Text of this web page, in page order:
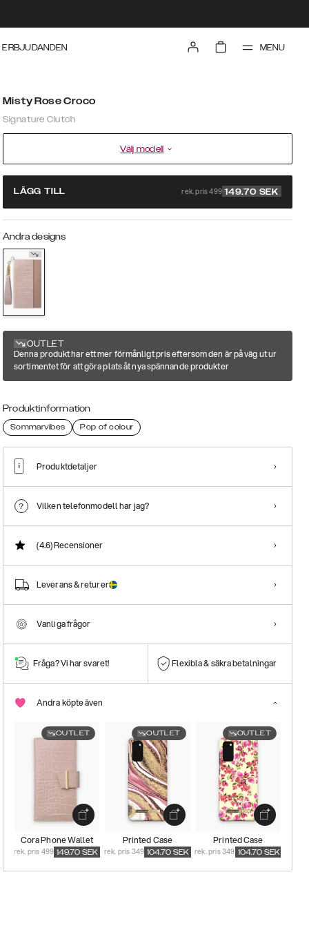
ERBJUDANDEN MENU
Misty Rose Croco
Signature Clutch
Välj modell
LÄGG TILL rek. pris 499 149.70 SEK
Andra designs
OUTLET
Denna produkt har ett mer förmånligt pris eftersom den är på väg ut ur
sortimentet för att göra plats åt nya spännande produkter
Produktinformation
Sommarvibes Pop of colour
Produktdetaljer
Vilken telefonmodell har jag?
(4.6)Recensioner
Leverans & returer
Vanliga frågor
Fråga? Vi har svaret! Flexibla & säkra betalningar
Andra köpte även
OUTLET
Cora Phone Wallet
rek. pris 499 149.70 SEK
OUTLET
Printed Case
rek. pris 349 104.70 SEK
OUTLET
Printed Case
rek. pris 349 104.70 SEK